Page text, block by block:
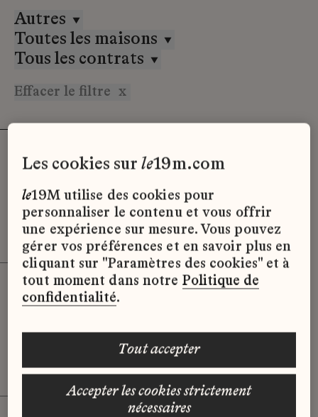
Autres
Toutes les maisons
Tous les contrats
Effacer le filtre x
Stage - Assistant(e) de Collection
(Lemarié)
Lemarié
le19M, Porte d’Aubervilliers, Paris 19ᵉ
Stage
Stage – Assistant(e) Contrôle Interne
(Manufactures de Mode)
Stage
les cookies surle19m.com
le19M utilise des cookies pour
personnaliser le contenu et vous offrir
une expérience sur mesure. Vous pouvez
gérer vos préférences et en savoir plus en
cliquant sur "Paramètres des cookies" et à
tout moment dans notre Politique de
confidentialité.
accepter les cookies strictement
nécessaires
tout accepter